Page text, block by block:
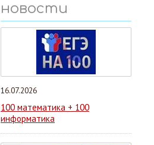
новости
16.07.2026
100 математика + 100
информатика